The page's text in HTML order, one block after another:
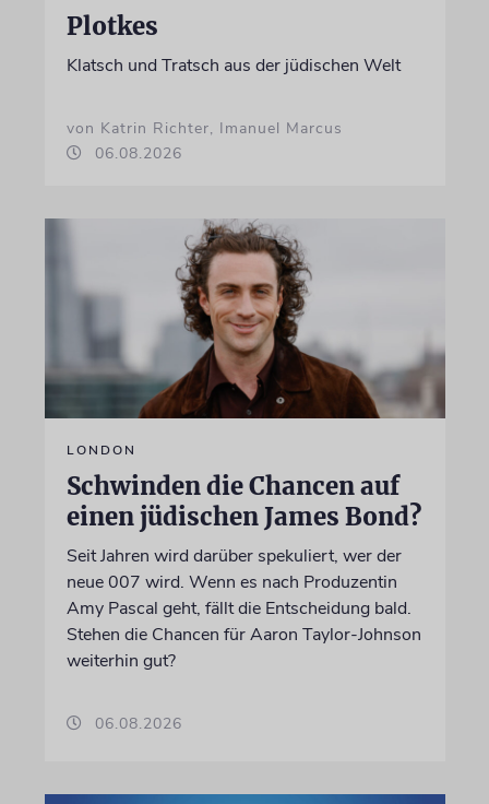
Plotkes
Klatsch und Tratsch aus der jüdischen Welt
von Katrin Richter, Imanuel Marcus
06.08.2026
LONDON
Schwinden die Chancen auf
einen jüdischen James Bond?
Seit Jahren wird darüber spekuliert, wer der
neue 007 wird. Wenn es nach Produzentin
Amy Pascal geht, fällt die Entscheidung bald.
Stehen die Chancen für Aaron Taylor-Johnson
weiterhin gut?
06.08.2026